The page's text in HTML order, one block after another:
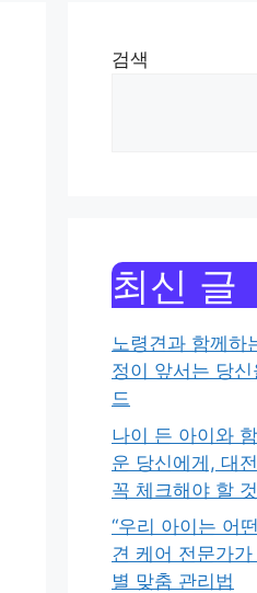
검색
최신 글
노령견과 함께하
정이 앞서는 당
드
나이 든 아이와
운 당신에게, 대
꼭 체크해야 할
“우리 아이는 어
견 케어 전문가
별 맞춤 관리법